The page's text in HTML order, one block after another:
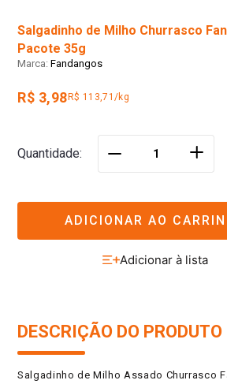
Salgadinho de Milho Churrasco
Pacote 35g
Fandangos
R$ 3,98 R$ 113,71/kg
Quantidade ＋
ADICIONAR AO
DESCRIÇÃO DO PRODUTO
Salgadinho de Milho Assado Churrasco